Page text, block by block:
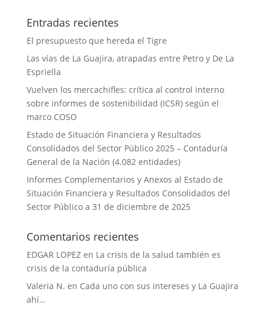
Entradas recientes
El presupuesto que hereda el Tigre
Las vías de La Guajira, atrapadas entre Petro y De La
Espriella
Vuelven los mercachifles: crítica al control interno
sobre informes de sostenibilidad (ICSR) según el
marco COSO
Estado de Situación Financiera y Resultados
Consolidados del Sector Público 2025 – Contaduría
General de la Nación (4.082 entidades)
Informes Complementarios y Anexos al Estado de
Situación Financiera y Resultados Consolidados del
Sector Público a 31 de diciembre de 2025
Comentarios recientes
EDGAR LOPEZen La crisis de la salud también es
crisis de la contaduría pública
Valeria N. en Cada uno con sus intereses y La Guajira
ahí…